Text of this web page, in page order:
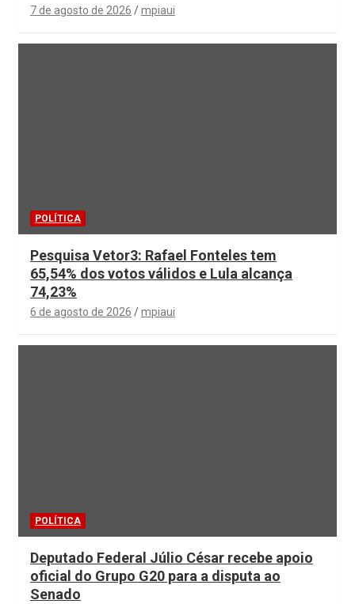
7 de agosto de 2026 mpiaui
POLÍTICA
Pesquisa Vetor3: Rafael Fonteles tem
65,54% dos votos válidos e Lula alcança
74,23%
6 de agosto de 2026 mpiaui
POLÍTICA
Deputado Federal Júlio César recebe apoio
oficial do Grupo G20 para a disputa ao
Senado